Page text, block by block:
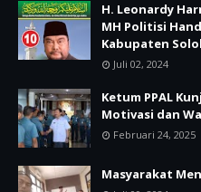
H. Leonardy
MH Politisi
Kabupaten
Juli 02, 2024
Ketum PPAL
Motivasi dan
Februari 24, 2025
Masyarakat